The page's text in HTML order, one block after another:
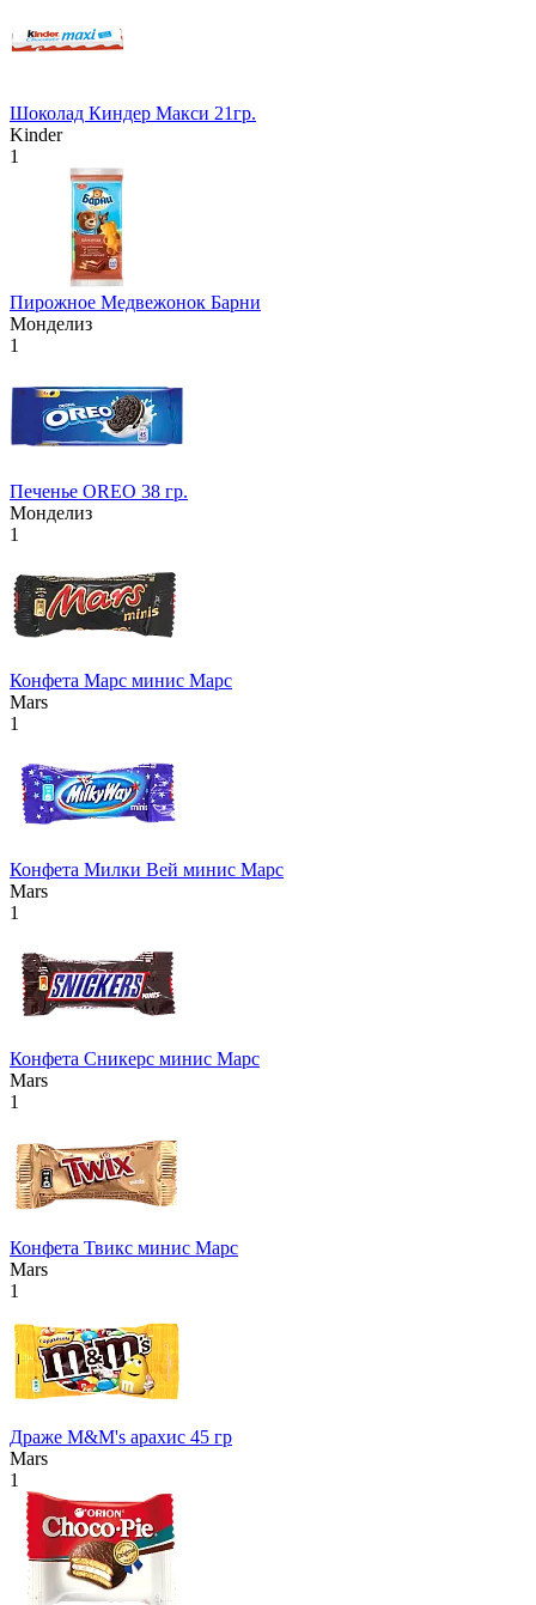
Шоколад Киндер Макси 21гр.
Kinder
1
Пирожное Медвежонок Барни
Монделиз
1
Печенье OREO 38 гр.
Монделиз
1
Конфета Марс минис Марс
Mars
1
Конфета Милки Вей минис Марс
Mars
1
Конфета Сникерс минис Марс
Mars
1
Конфета Твикс минис Марс
Mars
1
Драже M&M's арахис 45 гр
Mars
1